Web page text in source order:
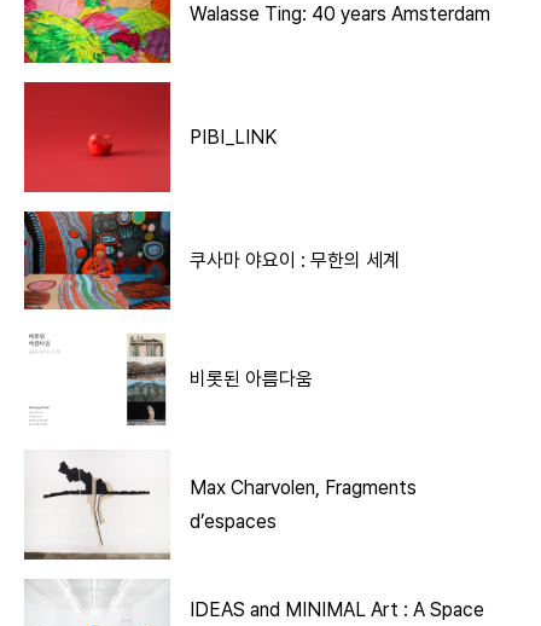
Walasse Ting: 40 years Amsterdam
PIBI_LINK
쿠사마 야요이 : 무한의 세계
비롯된 아름다움
Max Charvolen, Fragments
d’espaces
IDEAS and MINIMAL Art : A Space